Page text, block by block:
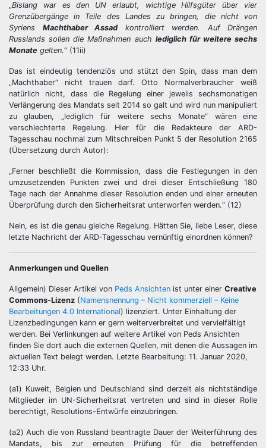
„Bislang war es den UN erlaubt, wichtige Hilfsgüter über vier
Grenzübergänge in Teile des Landes zu bringen, die nicht von
Syriens Machthaber Assadkontrolliert werden. Auf Drängen
Russlands sollen die Maßnahmen auch lediglich für weitere sechs
Monate gelten.“ (11ii)
Das ist eindeutig tendenziös und stützt den Spin, dass man dem
„Machthaber“ nicht trauen darf. Otto Normalverbraucher weiß
natürlich nicht, dass die Regelung einer jeweils sechsmonatigen
Verlängerung des Mandats seit 2014 so galt und wird nun manipuliert
zu glauben, „lediglich für weitere sechs Monate“ wären eine
verschlechterte Regelung. Hier für die Redakteure der ARD-
Tagesschau nochmal zum Mitschreiben Punkt 5 der Resolution 2165
(Übersetzung durch Autor):
„Ferner beschließt die Kommission, dass die Festlegungen in den
umzusetzenden Punkten zwei und drei dieser Entschließung 180
Tage nach der Annahme dieser Resolution enden und einer erneuten
Überprüfung durch den Sicherheitsrat unterworfen werden.“ (12)
Nein, es ist die genau gleiche Regelung. Hätten Sie, liebe Leser, diese
letzte Nachricht der ARD-Tagesschau vernünftig einordnen können?
Anmerkungen und Quellen
Allgemein) Dieser Artikel von Peds Ansichten ist unter einer Creative
Commons-Lizenz (Namensnennung – Nicht kommerziell – Keine
Bearbeitungen 4.0 International) lizenziert. Unter Einhaltung der
Lizenzbedingungen kann er gern weiterverbreitet und vervielfältigt
werden. Bei Verlinkungen auf weitere Artikel von Peds Ansichten
finden Sie dort auch die externen Quellen, mit denen die Aussagen im
aktuellen Text belegt werden. Letzte Bearbeitung: 11. Januar 2020,
12:33 Uhr.
(a1) Kuweit, Belgien und Deutschland sind derzeit als nichtständige
Mitglieder im UN-Sicherheitsrat vertreten und sind in dieser Rolle
berechtigt, Resolutions-Entwürfe einzubringen.
(a2) Auch die von Russland beantragte Dauer der Weiterführung des
Mandats, bis zur erneuten Prüfung für die betreffenden